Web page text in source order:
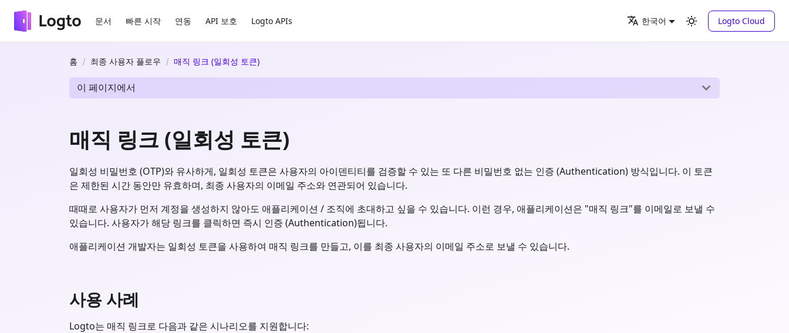
문서 빠른 시작 연동 API 보호 Logto APIs 한국어 Logto Cloud
홈 최종 사용자 플로우 매직 링크 (일회성 토큰)
이 페이지에서
매직 링크 (일회성 토큰)
일회성 비밀번호 (OTP)와 유사하게, 일회성 토큰은 사용자의 아이덴티티를 검증할 수 있는 또 다른 비밀번호 없는 인증 (Authentication) 방식입니다. 이 토큰
은 제한된 시간 동안만 유효하며, 최종 사용자의 이메일 주소와 연관되어 있습니다.
때때로 사용자가 먼저 계정을 생성하지 않아도 애플리케이션 / 조직에 초대하고 싶을 수 있습니다. 이런 경우, 애플리케이션은 "매직 링크"를 이메일로 보낼 수
있습니다. 사용자가 해당 링크를 클릭하면 즉시 인증 (Authentication)됩니다.
애플리케이션 개발자는 일회성 토큰을 사용하여 매직 링크를 만들고, 이를 최종 사용자의 이메일 주소로 보낼 수 있습니다.
사용 사례
Logto는 매직 링크로 다음과 같은 시나리오를 지원합니다: